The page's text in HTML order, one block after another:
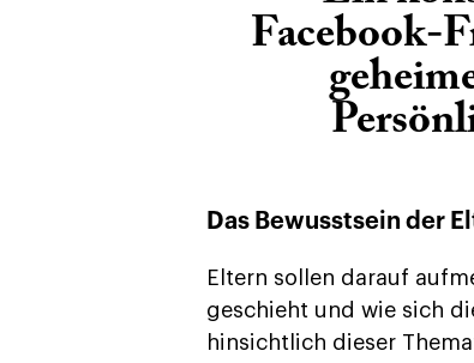
Facebook-
Das Bewusstsein der
Eltern sollen darauf
geschieht und wie sich
hinsichtlich dieser